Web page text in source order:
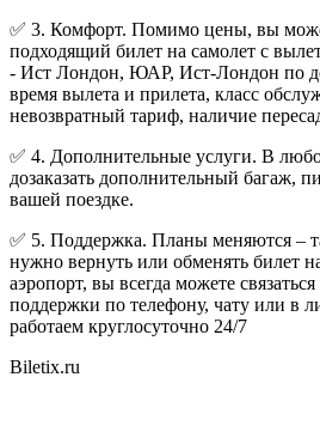
✅ 3. Комфорт. Помимо цены, вы
подходящий билет на самолет с
- Ист Лондон, ЮАР, Ист-Лондон по
время вылета и прилета, класс
невозвратный тариф, наличие
✅ 4. Дополнительные услуги. В
дозаказать дополнительный багаж,
вашей поездке.
✅ 5. Поддержка. Планы меняются –
нужно вернуть или обменять билет
аэропорт, вы всегда можете
поддержки по телефону, чату или в
работаем круглосуточно 24/7
Biletix.ru